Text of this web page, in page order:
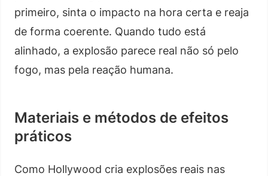
primeiro, sinta o impacto na hora certa e reaja
de forma coerente. Quando tudo está
alinhado, a explosão parece real não só pelo
fogo, mas pela reação humana.
Materiais e métodos de efeitos
práticos
Como Hollywood cria explosões reais nas